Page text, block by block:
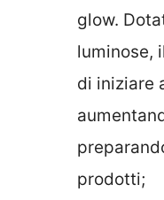
glow.
luminose,
di iniziare
prodotti;